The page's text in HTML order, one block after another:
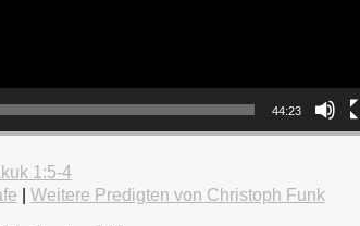
44:23
1:5-4
Weitere Predigten von Christoph Funk